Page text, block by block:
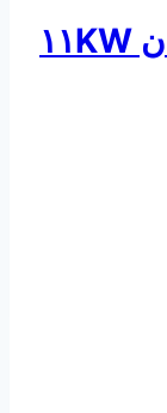
الکتروموتور ABB توان ۱۱KW